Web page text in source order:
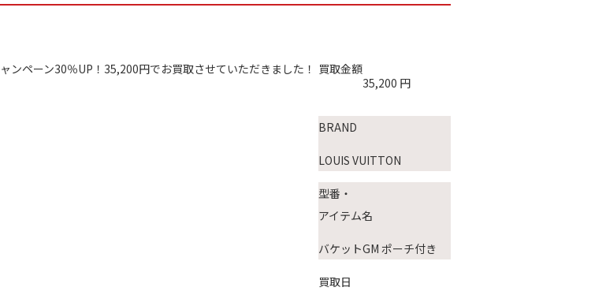
買取金額
35,200 円
BRAND
LOUIS VUITTON
型番・
アイテム名
バケットGM ポーチ付き
買取日